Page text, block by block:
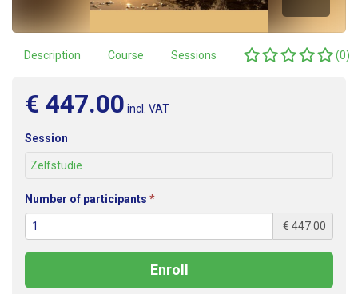
Description Course Sessions Reviews (0)
€ 447.00 incl. VAT
Session
Zelfstudie
Number of participants (required)
€ 447.00
Enroll